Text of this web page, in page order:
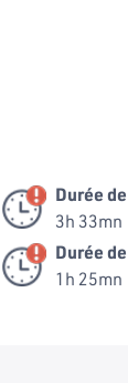
Durée
3h 33mn
Durée
1h 25mn